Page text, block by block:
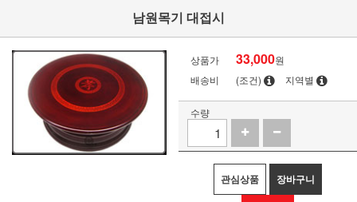
남원목기 대접시
상품가 33,000원
배송비
(조건) 지역별
수량
관심상품 장바구니